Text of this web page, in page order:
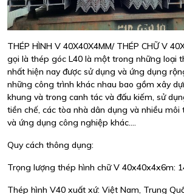
THÉP HÌNH V 40X40X4MM/ THÉP CHỮ V
gọi là thép góc L40 là một trong những loại
nhất hiện nay được sử dụng và ứng dụng
những công trình khác nhau bao gồm xây
khung và trong canh tác và đấu kiếm, sử
tiền chế, các tòa nhà dân dụng và nhiều
và ứng dụng công nghiệp khác....
Quy cách thông dụng:
Trọng lượng thép hình chữ V 40x40x4x6m:
Thép hình V40 xuất xứ: Việt Nam, Trung